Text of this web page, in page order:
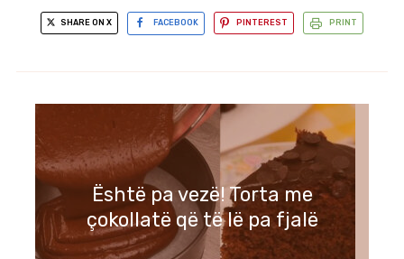
SHARE ON X FACEBOOK PINTEREST PRINT
Post with YouTube Video
Është pa vezë! Torta me
çokollatë që të lë pa fjalë